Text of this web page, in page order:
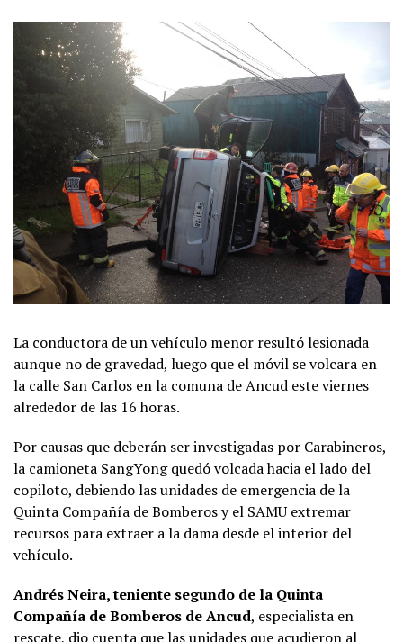
La conductora de un vehículo menor resultó lesionada
aunque no de gravedad, luego que el móvil se volcara en
la calle San Carlos en la comuna de Ancud este viernes
alrededor de las 16 horas.
Por causas que deberán ser investigadas por Carabineros,
la camioneta SangYong quedó volcada hacia el lado del
copiloto, debiendo las unidades de emergencia de la
Quinta Compañía de Bomberos y el SAMU extremar
recursos para extraer a la dama desde el interior del
vehículo.
Andrés Neira, teniente segundo de la Quinta
Compañía de Bomberos de Ancud, especialista en
rescate, dio cuenta que las unidades que acudieron al